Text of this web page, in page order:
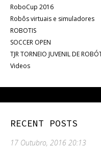
RoboCup 2016
Robôs virtuais e simuladores
ROBOTIS
SOCCER OPEN
TJR TORNEIO JUVENIL DE
Videos
RECENT POSTS
17 Outubro, 2016 20:13